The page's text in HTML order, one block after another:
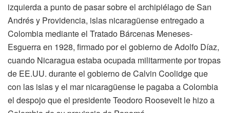
izquierda a punto de pasar sobre el archipiélago de San
Andrés y Providencia, islas nicaragüense entregado a
Colombia mediante el Tratado Bárcenas Meneses-
Esguerra en 1928, firmado por el gobierno de Adolfo Díaz,
cuando Nicaragua estaba ocupada militarmente por tropas
de EE.UU. durante el gobierno de Calvin Coolidge que
con las islas y el mar nicaragüense le pagaba a Colombia
el despojo que el presidente Teodoro Roosevelt le hizo a